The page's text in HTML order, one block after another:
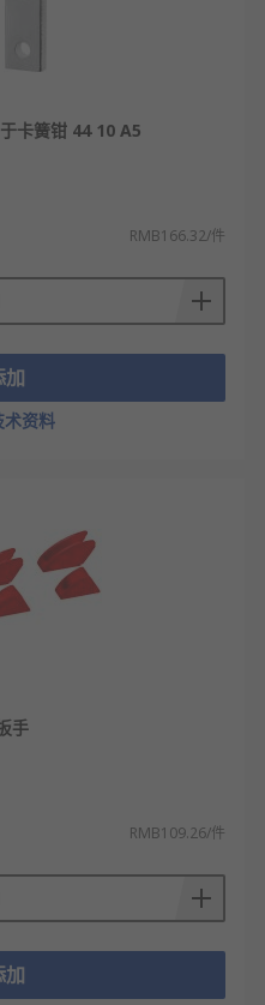
卡簧钳 44 10 A5
RMB166.32/件
加
术资料
手
RMB109.26/件
加